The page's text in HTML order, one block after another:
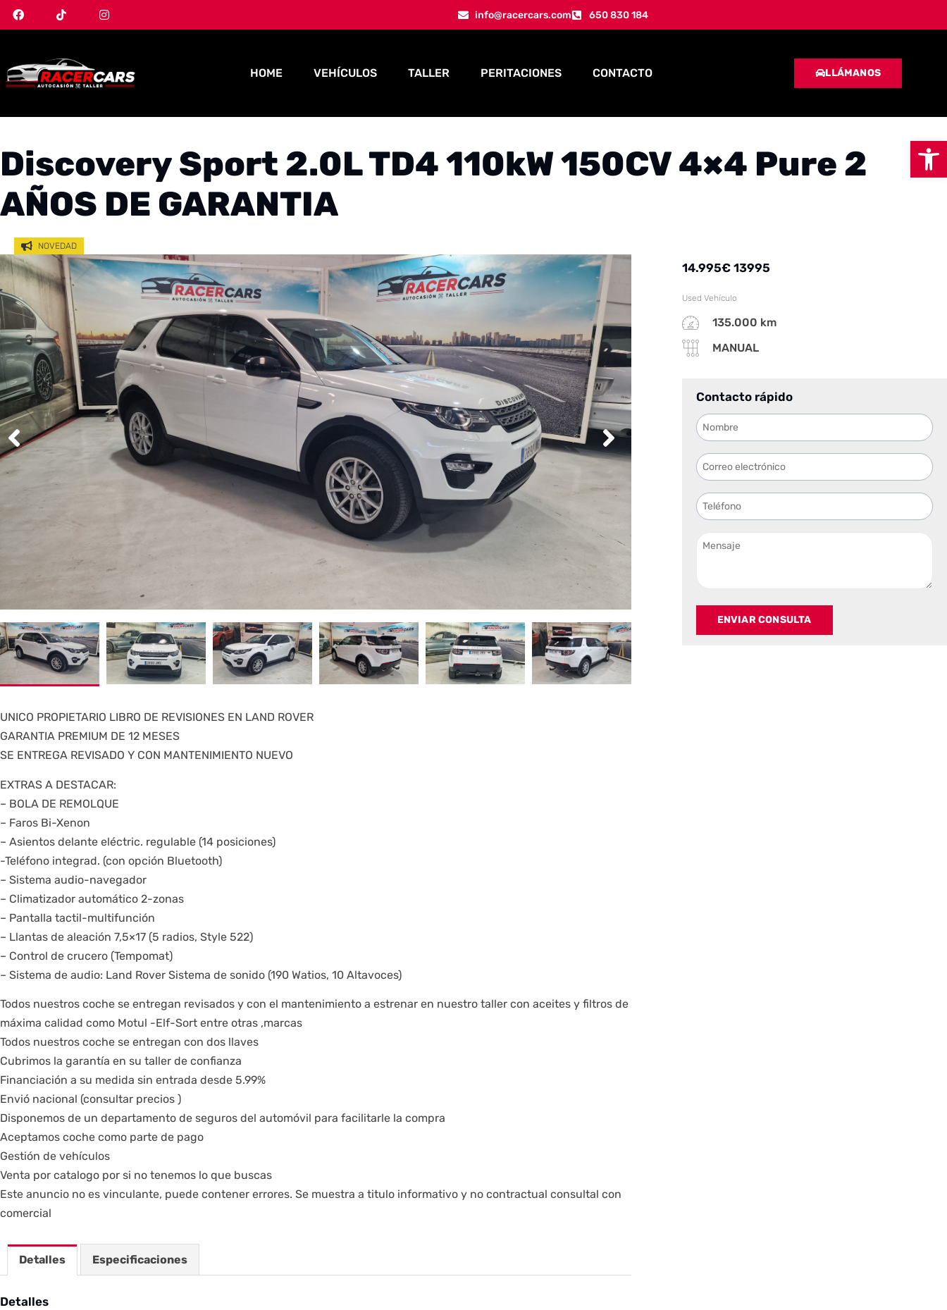
Abrir
info@racercars.com 650 830 184
HOME VEHÍCULOS TALLER PERITACIONES CONTACTO LLÁMANOS
Discovery Sport 2.0L TD4 110kW 150CV 4×4 Pure 2
AÑOS DE GARANTIA
NOVEDAD
UNICO PROPIETARIO LIBRO DE REVISIONES EN LAND ROVER
GARANTIA PREMIUM DE 12 MESES
SE ENTREGA REVISADO Y CON MANTENIMIENTO NUEVO
EXTRAS A DESTACAR:
– BOLA DE REMOLQUE
– Faros Bi-Xenon
– Asientos delante eléctric. regulable (14 posiciones)
-Teléfono integrad. (con opción Bluetooth)
– Sistema audio-navegador
– Climatizador automático 2-zonas
– Pantalla tactil-multifunción
– Llantas de aleación 7,5×17 (5 radios, Style 522)
– Control de crucero (Tempomat)
– Sistema de audio: Land Rover Sistema de sonido (190 Watios, 10 Altavoces)
Todos nuestros coche se entregan revisados y con el mantenimiento a estrenar en nuestro taller con aceites y filtros de
máxima calidad como Motul -Elf-Sort entre otras ,marcas
Todos nuestros coche se entregan con dos llaves
Cubrimos la garantía en su taller de confianza
Financiación a su medida sin entrada desde 5.99%
Envió nacional (consultar precios )
Disponemos de un departamento de seguros del automóvil para facilitarle la compra
Aceptamos coche como parte de pago
Gestión de vehículos
Venta por catalogo por si no tenemos lo que buscas
Este anuncio no es vinculante, puede contener errores. Se muestra a titulo informativo y no contractual consultal con
comercial
Detalles Especificaciones
Detalles
14.995€13995
Used Vehículo
135.000 km
MANUAL
Contacto rápido
ENVIAR CONSULTA